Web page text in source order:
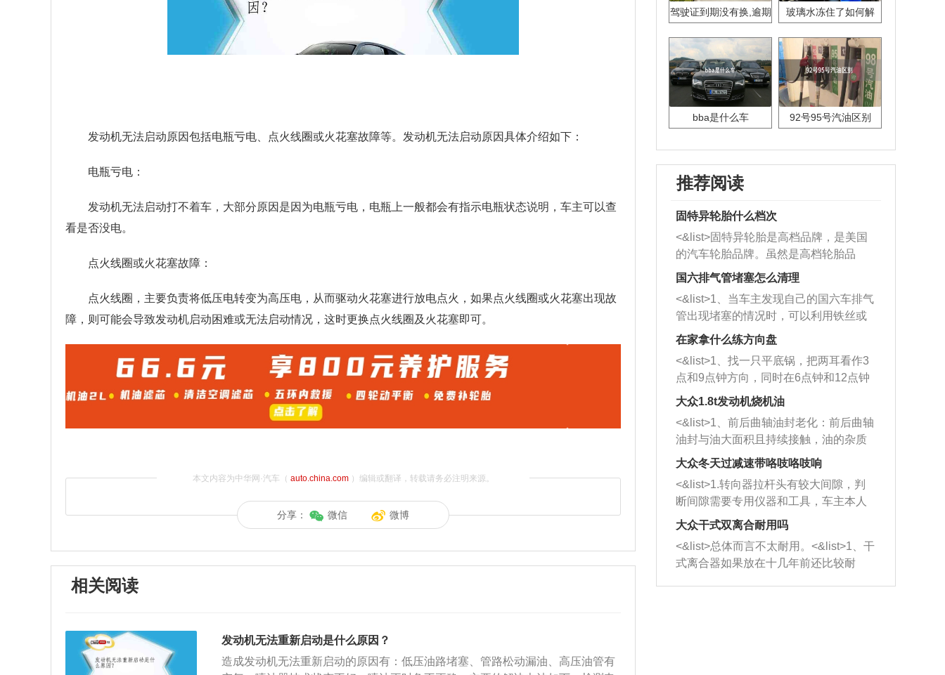
发动机无法启动原因包括电瓶亏电、点火线圈或火花塞故障等。发动机无法启动原因具体介绍如下：
电瓶亏电：
发动机无法启动打不着车，大部分原因是因为电瓶亏电，电瓶上一般都会有指示电瓶状态说明，车主可以查
看是否没电。
点火线圈或火花塞故障：
点火线圈，主要负责将低压电转变为高压电，从而驱动火花塞进行放电点火，如果点火线圈或火花塞出现故
障，则可能会导致发动机启动困难或无法启动情况，这时更换点火线圈及火花塞即可。
本文内容为中华网·汽车（ auto.china.com）编辑或翻译，转载请务必注明来源。
分享： 微信 微博
相关阅读
发动机无法重新启动是什么原因？
造成发动机无法重新启动的原因有：低压油路堵塞、管路松动漏油、高压油管有
驾驶证到期没有换,逾期
玻璃水冻住了如何解
bba是什么车 92号95号汽油区别
推荐阅读
固特异轮胎什么档次
<&list>固特异轮胎是高档品牌，是美国
的汽车轮胎品牌。虽然是高档轮胎品
牌，但是中高低端的轮胎都有生产，这
也是为了更好的开拓市场。
国六排气管堵塞怎么清理
<&list>1、当车主发现自己的国六车排气
管出现堵塞的情况时，可以利用铁丝或
者是细棍，直接将杂物给取出来，如果
堵塞情况比较严重，也可以采取应急措
施。 <&list>2、直接利用木棍将所有的
杂物推到排气管里面的位置处，然后将
三元催化器拆解开，就可以将堵塞的东
西取出来。但如果是因为积碳过多引起
的堵塞，就需要将三元催化器泡在草酸
洗剂对堵塞的情况得到解决，将清洗剂
放在燃油箱中，与燃油混合后，车辆启
动时，就可以和汽油一起进入到燃烧
室，最后形成废气排出，就可以让三元
催化器得到清洗，排气管堵塞的情况就
能够得到解决。
在家拿什么练方向盘
<&list>1、找一只平底锅，把两耳看作3
点和9点钟方向，同时在6点钟和12点钟
方向做一个标记。 <&list>2、双手握住
一圈半的练习，往右同样也要打相同的
圈数。 <&list>3、最后强调要反复练
习，这样就可以形成肌肉记忆，在真实
驾驶车辆时，不需要记忆也能打好方
向。
大众1.8t发动机烧机油
<&list>1、前后曲轴油封老化：前后曲轴
油封与油大面积且持续接触，油的杂质
和发动机内持续温度变化使其密封效果
逐渐减弱，导致渗油或漏油。<&list>2、
活塞间隙过大：积碳会使活塞环与缸体
的间隙扩大，导致机油流入燃烧室中，
造成烧机油。<&list>3、机油粘度。使用
机油粘度过小的话，同样会有烧机油现
象，机油粘度过小具有很好的流动性，
大众冬天过减速带咯吱咯吱响
<&list>1.转向器拉杆头有较大间隙，判
断间隙需要专用仪器和工具，车主本人
无法制作，需要将车辆送到修理厂或4s
店；<&list>2.车辆半轴套管防尘罩破
裂，破裂后会出现漏油现象，使半轴磨
损严重，磨损的半轴容易损坏，产生异
响；<&list>3.稳定器的转向胶套和球头
大众干式双离合耐用吗
<&list>总体而言不太耐用。<&list>1、干
式离合器如果放在十几年前还比较耐